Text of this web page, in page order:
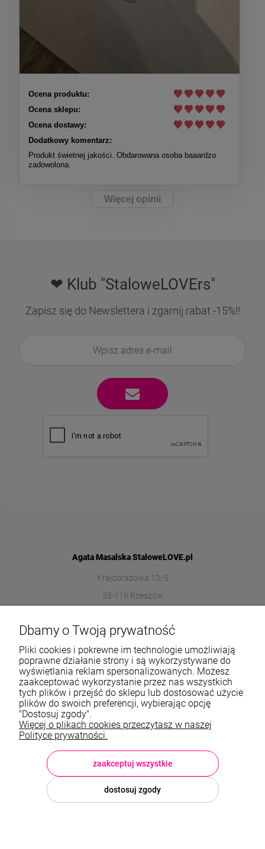
Ocena produktu:
Ocena sklepu:
Ocena dostawy:
Dodatkowy komentarz:
Produkt świetnej jakości. Obdarowana osoba baaardzo
zadowolona.
Więcej opinii
❤ Klub "StaloweLOVErs"
Zapisz się do Newslettera i zgarnij rabat -15%!!
Agata Masalska StaloweLOVE.pl
Krajobrazowa 13/5
35-119 Rzeszów
572989669
Informacje
O nas
TWOJE KONTO
Sklep: StaloweLOVE, Krajobrazowa 13/5, 35-119 Rzeszów, woj.
podkarpackie, NIP: 8133612433, tel.:572 989 669
sklep@stalowelove.com.pl
Dbamy o Twoją prywatność
Pliki cookies i pokrewne im technologie umożliwiają
poprawne działanie strony i są wykorzystywane do
wyświetlania reklam spersonalizowanych. Możesz
zaakceptować wykorzystanie przez nas wszystkich
tych plików i przejść do sklepu lub dostosować użycie
plików do swoich preferencji, wybierając opcję
"Dostosuj zgody".
Więcej o plikach cookies przeczytasz w naszej
Polityce prywatności.
dostosuj zgody
zaakceptuj wszystkie